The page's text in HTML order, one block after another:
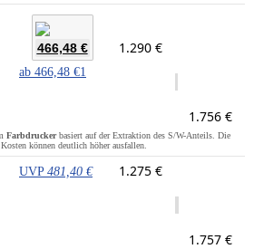
466,48 €
ab 466,48 €1
1.290 €
1.756 €
Farbdruckerbasiert auf der Extraktion des S/W-Anteils. Die
können deutlich höher ausfallen.
UVP 481,40 € 1.275 €
1.757 €